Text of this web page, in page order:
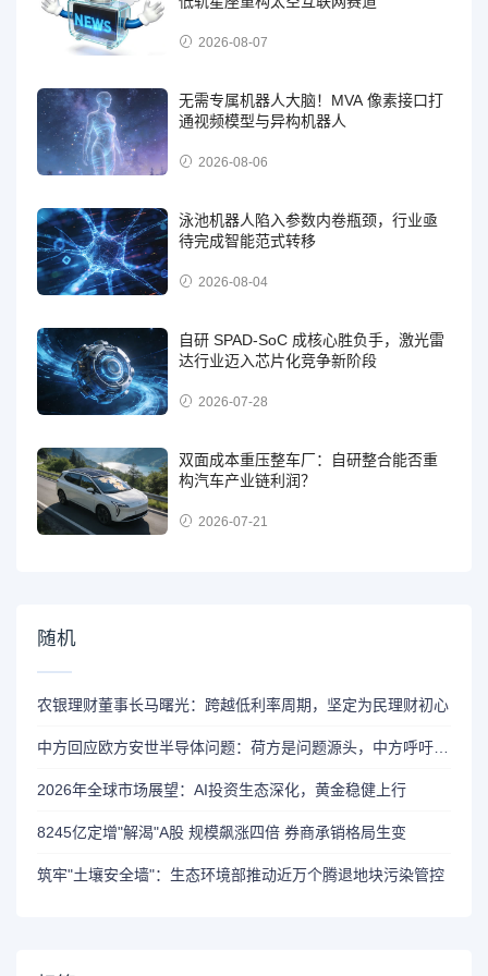
2026-08-07
无需专属机器人大脑！MVA 像素接口打
通视频模型与异构机器人
2026-08-06
泳池机器人陷入参数内卷瓶颈，行业亟
待完成智能范式转移
2026-08-04
自研 SPAD-SoC 成核心胜负手，激光雷
达行业迈入芯片化竞争新阶段
2026-07-28
双面成本重压整车厂：自研整合能否重
构汽车产业链利润？
2026-07-21
随机
农银理财董事长马曙光：跨越低利率周期，坚定为民理财初心
中方回应欧方安世半导体问题：荷方是问题源头，中方呼吁欧方促荷方尽快纠正
2026年全球市场展望：AI投资生态深化，黄金稳健上行
8245亿定增"解渴"A股 规模飙涨四倍 券商承销格局生变
筑牢"土壤安全墙"：生态环境部推动近万个腾退地块污染管控